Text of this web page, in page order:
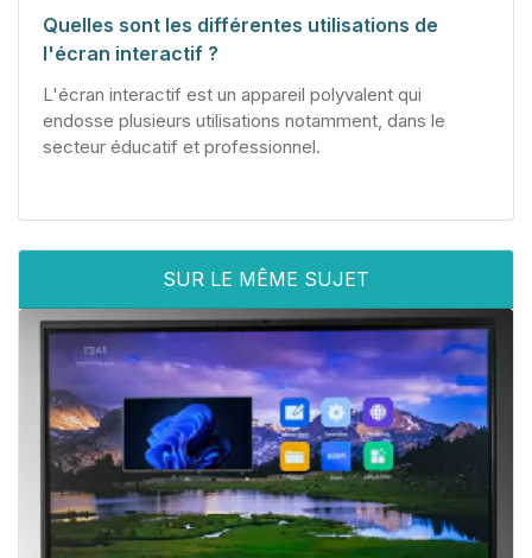
Quelles sont les différentes utilisations de
l'écran interactif ?
L'écran interactif est un appareil polyvalent qui
endosse plusieurs utilisations notamment, dans le
secteur éducatif et professionnel.
SUR LE MÊME SUJET